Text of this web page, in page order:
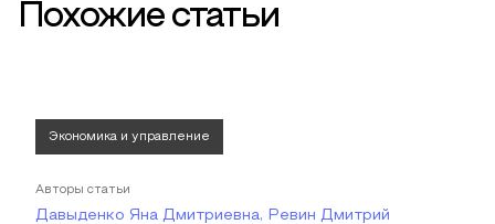
Похожие статьи
Экономика и управление
Авторы статьи
Давыденко Яна Дмитриевна, Ревин Дмитрий